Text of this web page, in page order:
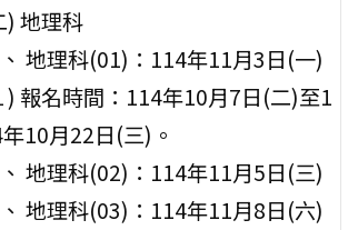
) 地理科
地理科(01)：114年11月3日(一)
) 報名時間：114年10月7日(二)至1
10月22日(三)。
地理科(02)：114年11月5日(三)
地理科(03)：114年11月8日(六)